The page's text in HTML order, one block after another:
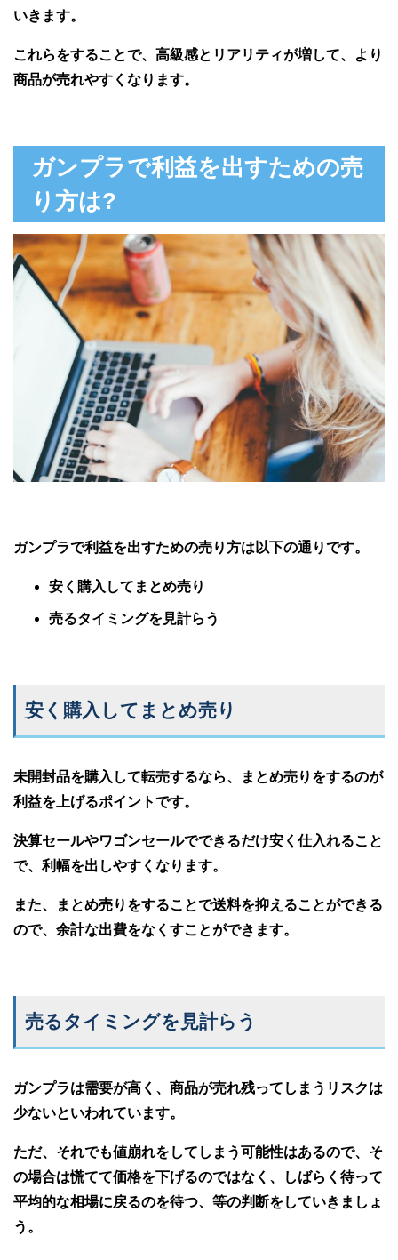
いきます。
これらをすることで、高級感とリアリティが増して、より
商品が売れやすくなります。
ガンプラで利益を出すための売
り方は?
ガンプラで利益を出すための売り方は以下の通りです。
安く購入してまとめ売り
売るタイミングを見計らう
安く購入してまとめ売り
未開封品を購入して転売するなら、まとめ売りをするのが
利益を上げるポイントです。
決算セールやワゴンセールでできるだけ安く仕入れること
で、利幅を出しやすくなります。
また、まとめ売りをすることで送料を抑えることができる
ので、余計な出費をなくすことができます。
売るタイミングを見計らう
ガンプラは需要が高く、商品が売れ残ってしまうリスクは
少ないといわれています。
ただ、それでも値崩れをしてしまう可能性はあるので、そ
の場合は慌てて価格を下げるのではなく、しばらく待って
平均的な相場に戻るのを待つ、等の判断をしていきましょ
う。